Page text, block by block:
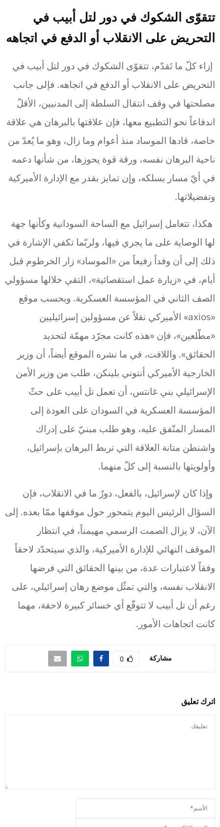
تتقوّى الشكوك في دور لتل أبيب في
التحريض على الانقلاب أو الدفع في اتجاهه
إزاء كلّ ما تَقدّم، تتقوّى الشكوك في دور لتل أبيب في
التحريض على الانقلاب أو الدفع في اتجاهه. فإلى جانب
مصلحتها في وقف انتقال السلطة إلى المدنيين، الأقلّ
اندفاعاً نحو التطبيع معها، فإن علاقتها بالبرهان هي علاقة
خاصة، قادها الموساد منذ أعوام وما زال، وهو ما يُعدّ من
ناحية البرهان نفسه، ورقة قوة يحوزها، من شأنها دعمه
في أيّ مسار يسلكه، وإن تمايز بقدر مع الإدارة الأميركية
وتفضيلاتها.
هكذا، تتعامل إسرائيل مع الساحة السودانية وكأنها جهة
لها الوصاية على ما يجري فيها، ولربّما تكفي الإشارة في
ذلك إلى أن وفداً رفيعاً من «الموساد» زار الخرطوم قبل
أيام، في «زيارة عمل استقصائية»، التقي خلالها مسؤولي
الصف الثاني في المؤسسة العسكرية. وبحسب موقع
«axios» الأميركي نقلاً عن مسؤولين إسرائيليين
«مطّلعين»، فإن «هذه كانت مجرّد مهمّة لتحديد
الحقائق». واللافت، في ما نشره الموقع أيضاً، أن وزير
الخارجية الأميركي أنتوني بلينكن، طلب من وزير الأمن
الإسرائيلي بني غانتس، أن تعمل تل أبيب على حثّ
المؤسسة العسكرية في السودان على العودة إلى
المسار المتّفق عليه، وهو طلب مبنيّ على إدراك
واشنطن متانة العلاقة التي تربط البرهان بإسرائيل،
وأولويتها بالنسبة إلى كلّ منهما.
وإذا كان لإسرائيل، بالفعل، دورٌ ما في الانقلاب، فإن
السؤال الرئيس اليوم يتمحور حول موقفها ممّا بعده. إلى
الآن، لا يزال الصمت الرسمي مهيمناً، في انتظار
الموقف النهائي للإدارة الأميركية، والذي سيتحدّد لاحقاً
وفقاً لاعتبارات عدة، من بينها الحقائق التي فرضها
الانقلاب نفسه، والتي تمثّل موضع رهان إسرائيلي، على
رغم أن تل أبيب لا تتوقّع أي خسائر كبيرة لاحقة، مهما
كانت اتجاهات الأمور.
مشاركة 0
اترك تعليق